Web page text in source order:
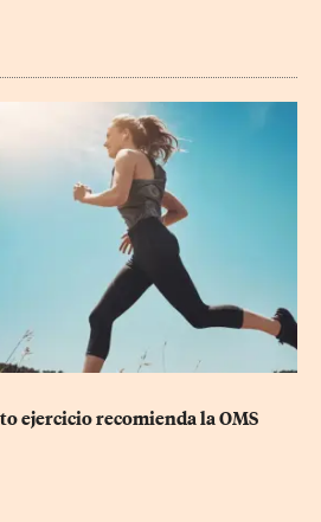
ejercicio recomienda la OMS